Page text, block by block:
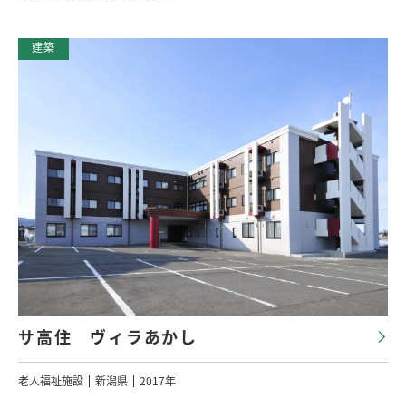
サ高住 ヴィラあかし
老人福祉施設 新潟県 2017年